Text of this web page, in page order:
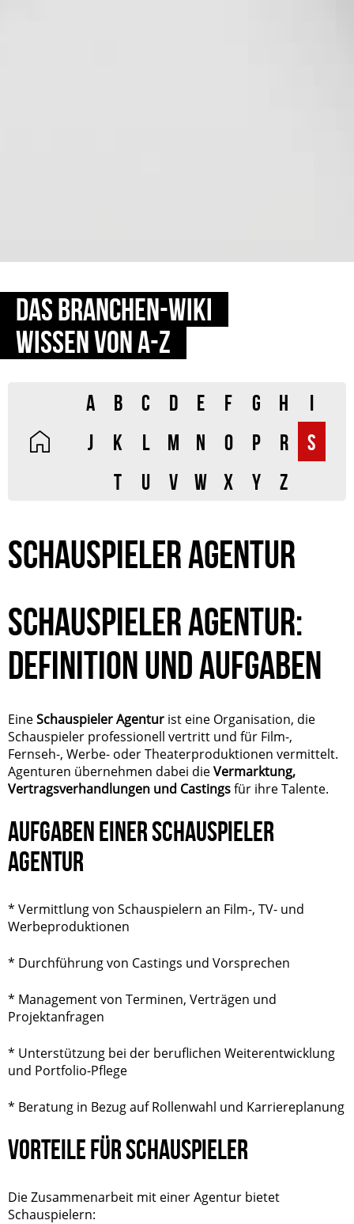
DAS BRANCHEN-WIKI
WISSEN VON A-Z
A B C D E F G H
I
J
K L M N O P R
S
T
U V W X Y Z
SCHAUSPIELER AGENTUR
SCHAUSPIELER AGENTUR:
DEFINITION UND AUFGABEN
EineSchauspieler Agentur ist eine Organisation, die
Schauspieler professionell vertritt und für Film-,
Fernseh-, Werbe- oder Theaterproduktionen vermittelt.
Agenturen übernehmen dabei dieVermarktung,
Vertragsverhandlungen und Castingsfür ihre Talente.
AUFGABEN EINER SCHAUSPIELER
AGENTUR
* Vermittlung von Schauspielern an Film-, TV- und
Werbeproduktionen
* Durchführung von Castings und Vorsprechen
* Management von Terminen, Verträgen und
Projektanfragen
* Unterstützung bei der beruflichen Weiterentwicklung
und Portfolio-Pflege
* Beratung in Bezug auf Rollenwahl und Karriereplanung
VORTEILE FÜR SCHAUSPIELER
Die Zusammenarbeit mit einer Agentur bietet
Schauspielern: